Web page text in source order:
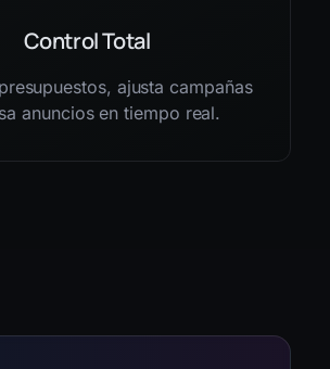
Control Total
ajusta campañas
anuncios en tiempo real.